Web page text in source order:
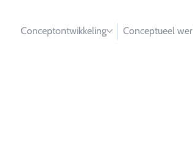
Conceptontwikkeling Conceptueel